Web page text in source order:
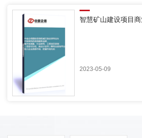
智慧矿山建设项目
2023-05-09